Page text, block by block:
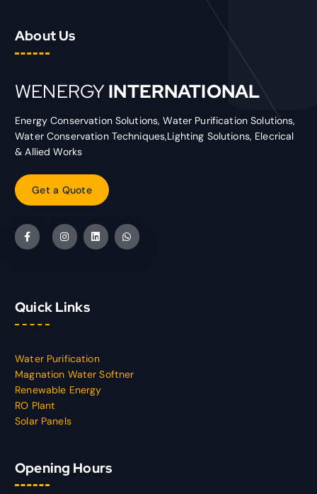
About Us
WENERGYINTERNATIONAL
Energy Conservation Solutions, Water Purification Solutions,
Water Conservation Techniques,Lighting Solutions, Elecrical
& Allied Works
Get a Quote
Quick Links
Water Purification
Magnation Water Softner
Renewable Energy
RO Plant
Solar Panels
Opening Hours